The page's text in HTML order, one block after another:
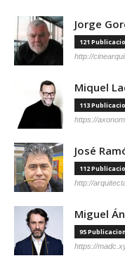
Jorge
121
http://
Miquel
113
https://
José
112
http://
Miguel
95
https://